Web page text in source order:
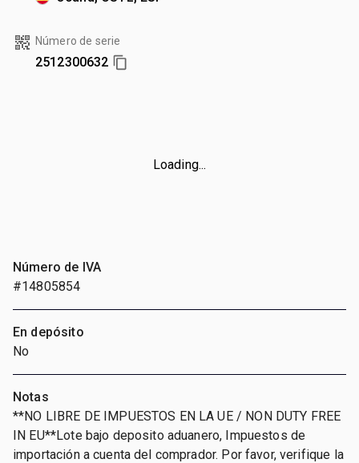
Número de serie
2512300632
Loading...
Número de IVA
#14805854
En depósito
No
Notas
**NO LIBRE DE IMPUESTOS EN LA UE / NON DUTY FREE
IN EU**Lote bajo deposito aduanero, Impuestos de
importación a cuenta del comprador. Por favor, verifique la